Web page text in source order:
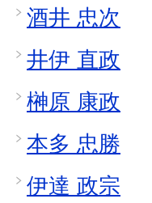
酒井 忠次
井伊 直政
榊原 康政
本多 忠勝
伊達 政宗